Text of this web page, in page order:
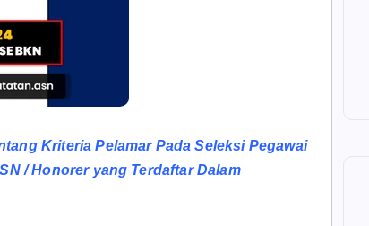
Kriteria Pelamar Pada Seleksi Pegawai
/ Honorer yang Terdaftar Dalam